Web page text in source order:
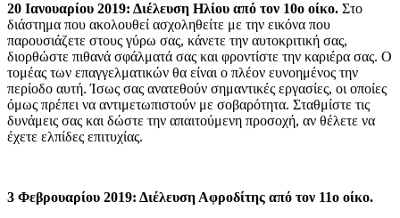
20 Ιανουαρίου 2019: Διέλευση Ηλίου από τον 10ο οίκο. Στο
διάστημα που ακολουθεί ασχοληθείτε με την εικόνα που
παρουσιάζετε στους γύρω σας, κάνετε την αυτοκριτική σας,
διορθώστε πιθανά σφάλματά σας και φροντίστε την καριέρα σας. Ο
τομέας των επαγγελματικών θα είναι ο πλέον ευνοημένος την
περίοδο αυτή. Ίσως σας ανατεθούν σημαντικές εργασίες, οι οποίες
όμως πρέπει να αντιμετωπιστούν με σοβαρότητα. Σταθμίστε τις
δυνάμεις σας και δώστε την απαιτούμενη προσοχή, αν θέλετε να
έχετε ελπίδες επιτυχίας.
3 Φεβρουαρίου 2019: Διέλευση Αφροδίτης από τον 11ο οίκο.